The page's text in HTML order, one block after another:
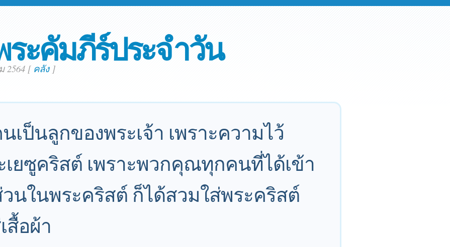
ะคัมภีร์ประจำวัน
2564 [ คลัง]
ป็นลูกของพระเจ้า เพราะความไว้
เยซูคริสต์ เพราะพวกคุณทุกคนที่ได้เข้า
นในพระคริสต์ ก็ได้สวมใส่พระคริสต์
สื้อผ้า